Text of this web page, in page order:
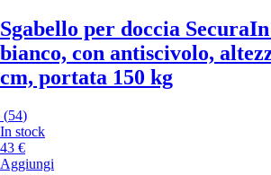
Sgabello per doccia Secura
bianco, con antiscivolo,
cm, portata 150 kg
(54)
In stock
43 €
Aggiungi